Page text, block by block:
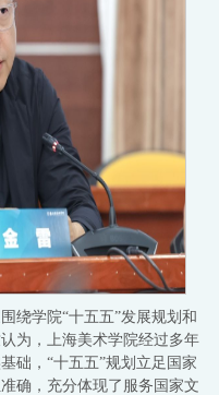
绕学院“十五五”发展规划和
为，上海美术学院经过多年
础，“十五五”规划立足国家
确，充分体现了服务国家文